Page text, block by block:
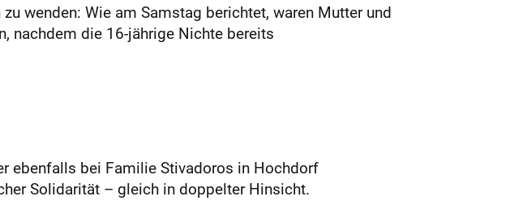
wenden: Wie am Samstag berichtet, waren Mutter und
nachdem die 16-jährige Nichte bereits
ebenfalls bei Familie Stivadoros in Hochdorf
Solidarität – gleich in doppelter Hinsicht.